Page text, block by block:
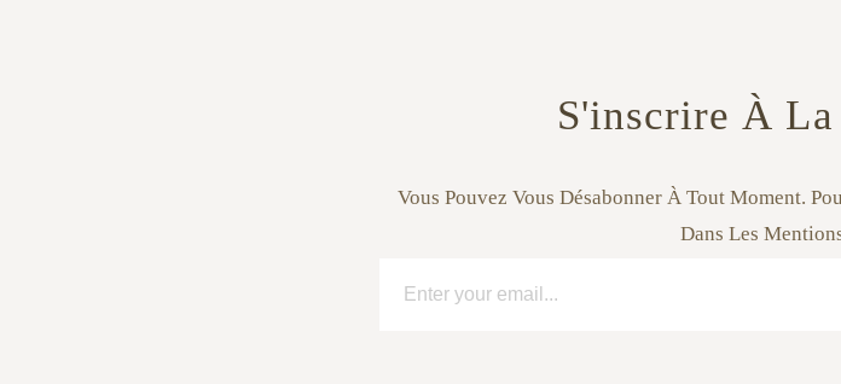
S'inscrire À
Vous Pouvez Vous Désabonner À Tout Moment.
Dans Les